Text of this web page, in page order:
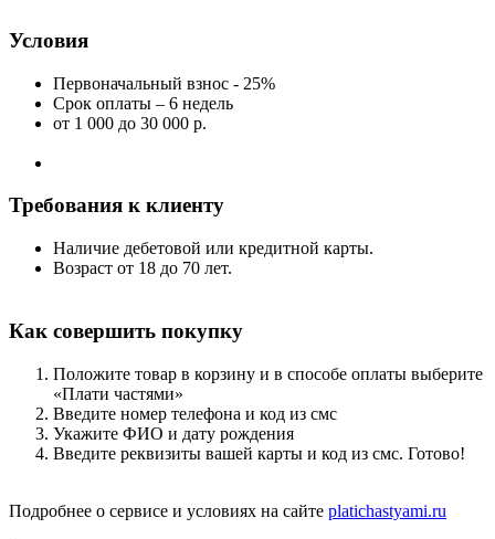
Условия
Первоначальный взнос - 25%
Срок оплаты – 6 недель
от 1 000 до 30 000 р.
Требования к клиенту
Наличие дебетовой или кредитной карты.
Возраст от 18 до 70 лет.
Как совершить покупку
Положите товар в корзину и в способе оплаты выберите
«Плати частями»
Введите номер телефона и код из смс
Укажите ФИО и дату рождения
Введите реквизиты вашей карты и код из смс. Готово!
Подробнее о сервисе и условиях на сайте platichastyami.ru